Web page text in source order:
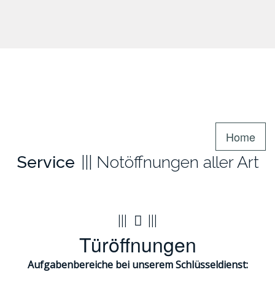
Home
Service Notöffnungen aller Art
Türöffnungen
Aufgabenbereiche bei unserem Schlüsseldienst: